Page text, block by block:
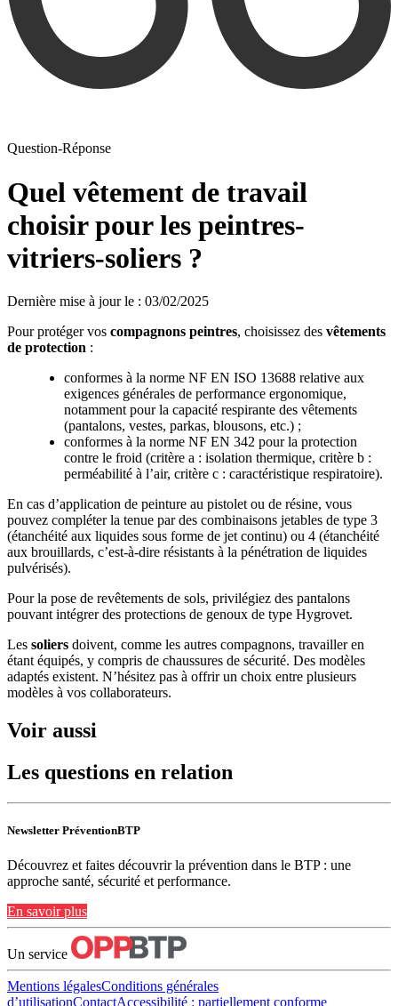
Question-Réponse
Quel vêtement de travail
choisir pour les peintres-
vitriers-soliers ?
Dernière mise à jour le : 03/02/2025
Pour protéger vos compagnons peintres, choisissez des vêtements
de protection :
conformes à la norme NF EN ISO 13688 relative aux
exigences générales de performance ergonomique,
notamment pour la capacité respirante des vêtements
(pantalons, vestes, parkas, blousons, etc.) ;
conformes à la norme NF EN 342 pour la protection
contre le froid (critère a : isolation thermique, critère b :
perméabilité à l’air, critère c : caractéristique respiratoire).
En cas d’application de peinture au pistolet ou de résine, vous
pouvez compléter la tenue par des combinaisons jetables de type 3
(étanchéité aux liquides sous forme de jet continu) ou 4 (étanchéité
aux brouillards, c’est-à-dire résistants à la pénétration de liquides
pulvérisés).
Pour la pose de revêtements de sols, privilégiez des pantalons
pouvant intégrer des protections de genoux de type Hygrovet.
Les soliers doivent, comme les autres compagnons, travailler en
étant équipés, y compris de chaussures de sécurité. Des modèles
adaptés existent. N’hésitez pas à offrir un choix entre plusieurs
modèles à vos collaborateurs.
Voir aussi
Les questions en relation
Newsletter PréventionBTP
Découvrez et faites découvrir la prévention dans le BTP : une
approche santé, sécurité et performance.
En savoir plus
Un service
Mentions légalesConditions générales
d’utilisationContactAccessibilité : partiellement conforme